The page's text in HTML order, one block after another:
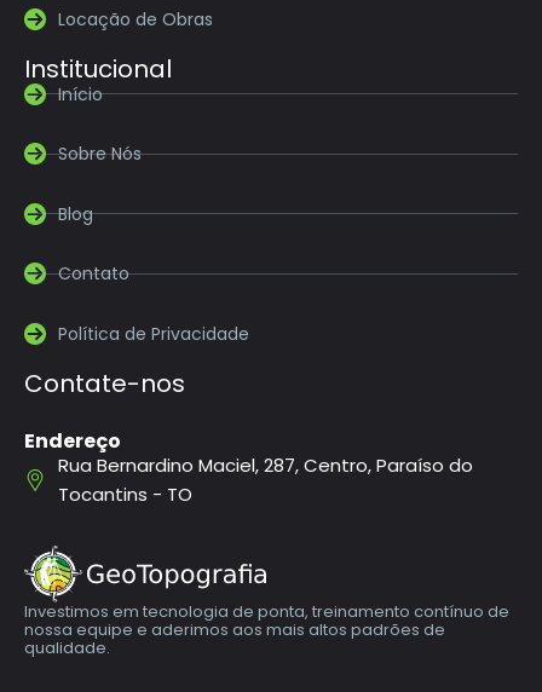
Locação de Obras
Institucional
Início
Sobre Nós
Blog
Contato
Política de Privacidade
Contate-nos
Endereço
Rua Bernardino Maciel, 287, Centro, Paraíso do
Tocantins - TO
Investimos em tecnologia de ponta, treinamento contínuo de
nossa equipe e aderimos aos mais altos padrões de
qualidade.